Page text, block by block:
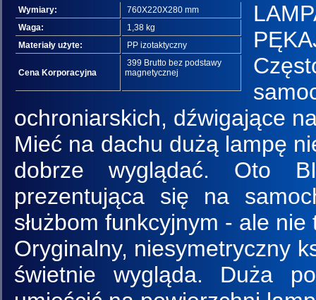
Wymiary:
760X220X280 mm
Waga:
1,38 kg
Materiały użyte:
PP izotaktyczny
Cena Korporacyjna
399 Brutto bez podstawy
magnetycznej
ochroniarskich, dźwigające
Mieć na dachu dużą lampę
dobrze wyglądać. Oto
prezentująca się na
służbom funkcyjnym - ale nie
Oryginalny, niesymetryczny
świetnie wygląda. Duża